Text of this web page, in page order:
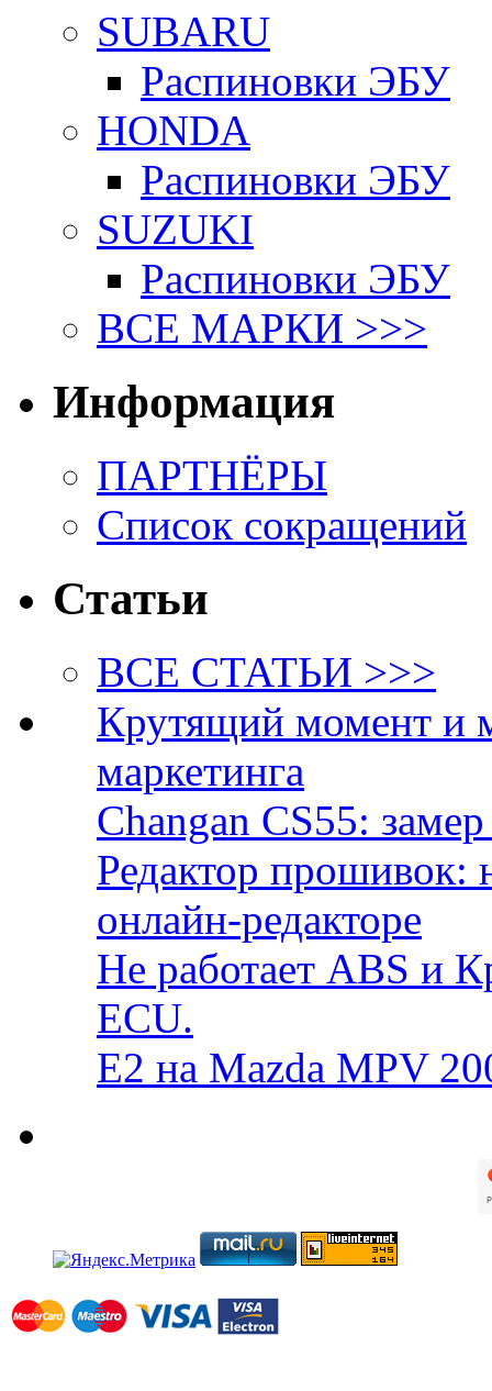
SUBARU
Распиновки ЭБУ
HONDA
Распиновки ЭБУ
SUZUKI
Распиновки ЭБУ
ВСЕ МАРКИ >>>
Информация
ПАРТНЁРЫ
Список сокращений
Статьи
ВСЕ СТАТЬИ >>>
Крутящий момент и
маркетинга
Changan CS55:
Редактор прошивок:
онлайн-редакторе
Не работает ABS и
ECU.
E2 на Mazda MPV